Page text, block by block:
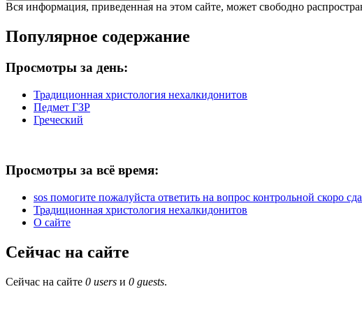
Вся информация, приведенная на этом сайте, может свободно
Популярное содержание
Просмотры за день:
Традиционная христология нехалкидонитов
Педмет ГЗР
Греческий
Просмотры за всё время:
sos помогите пожалуйста ответить на вопрос контрольной скоро
Традиционная христология нехалкидонитов
О сайте
Сейчас на сайте
Сейчас на сайте 0 users и 0 guests.